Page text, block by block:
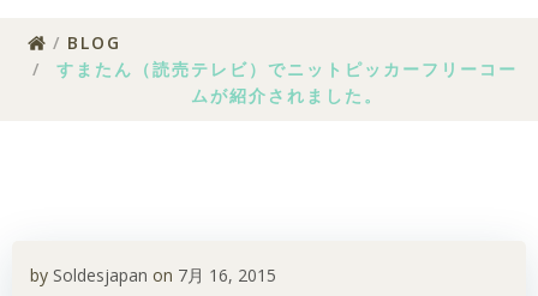
BLOG
すまたん（読売テレビ）でニットピッカーフリーコー
ムが紹介されました。
by Soldesjapan on 7月 16, 2015